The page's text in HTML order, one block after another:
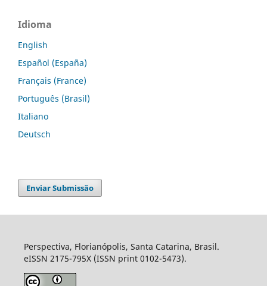
Idioma
English
Español (España)
Français (France)
Português (Brasil)
Italiano
Deutsch
Enviar Submissão
Perspectiva, Florianópolis, Santa Catarina, Brasil.
eISSN 2175-795X (ISSN print 0102-5473).